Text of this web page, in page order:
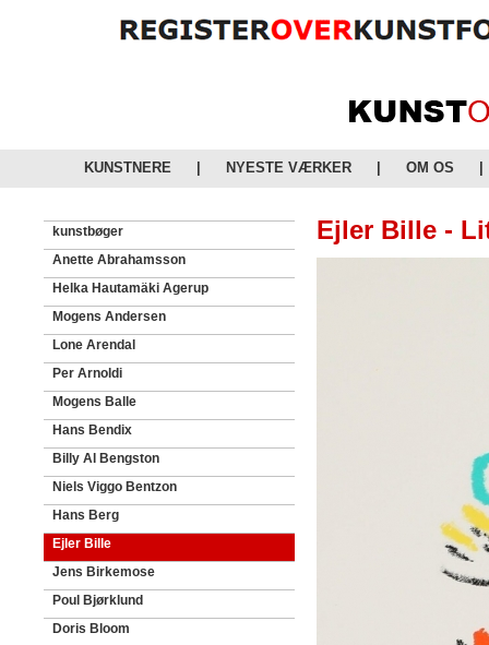
KUNSTNERE NYESTE VÆRKER OM OS
kunstbøger
Anette Abrahamsson
Helka Hautamäki Agerup
Mogens Andersen
Lone Arendal
Per Arnoldi
Mogens Balle
Hans Bendix
Billy Al Bengston
Niels Viggo Bentzon
Hans Berg
Ejler Bille
Jens Birkemose
Poul Bjørklund
Doris Bloom
Ejler Bille -